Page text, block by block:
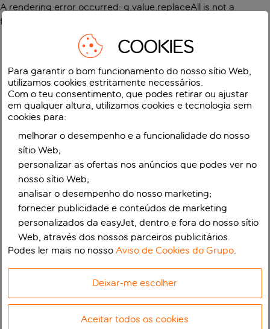
A rendering error occurred: g.value.replaceAll is not a
function
COOKIES
Para garantir o bom funcionamento do nosso sítio Web,
utilizamos cookies estritamente necessários.
Com o teu consentimento, que podes retirar ou ajustar
em qualquer altura, utilizamos cookies e tecnologia sem
cookies para:
melhorar o desempenho e a funcionalidade do nosso
sítio Web;
personalizar as ofertas nos anúncios que podes ver no
nosso sítio Web;
analisar o desempenho do nosso marketing;
fornecer publicidade e conteúdos de marketing
personalizados da easyJet, dentro e fora do nosso sítio
Web, através dos nossos parceiros publicitários.
Podes ler mais no nossoAviso de Cookies do Grupo.
Deixar-me escolher
Aceitar todos os cookies